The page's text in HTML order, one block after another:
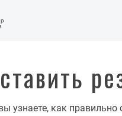
узнаете, как